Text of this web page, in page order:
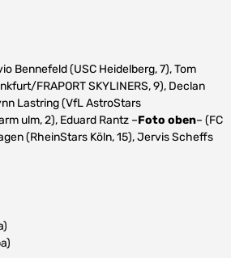
Bennefeld (USC Heidelberg, 7), Tom
FRAPORT SKYLINERS, 9), Declan
Lastring (VfL AstroStars
ulm, 2), Eduard Rantz –Foto oben– (FC
(RheinStars Köln, 15), Jervis Scheffs